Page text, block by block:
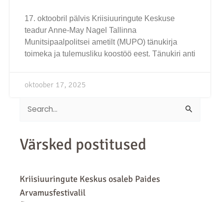
17. oktoobril pälvis Kriisiuuringute Keskuse
teadur Anne-May Nagel Tallinna
Munitsipaalpolitsei ametilt (MUPO) tänukirja
toimeka ja tulemusliku koostöö eest. Tänukiri anti
oktoober 17, 2025
Search
Värsked postitused
Kriisiuuringute Keskus osaleb Paides
Arvamusfestivalil